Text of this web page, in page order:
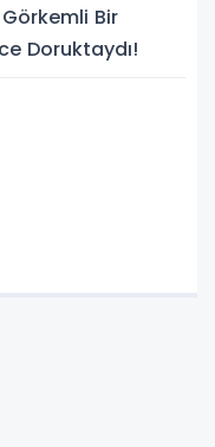
Görkemli Bir
Doruktaydı!